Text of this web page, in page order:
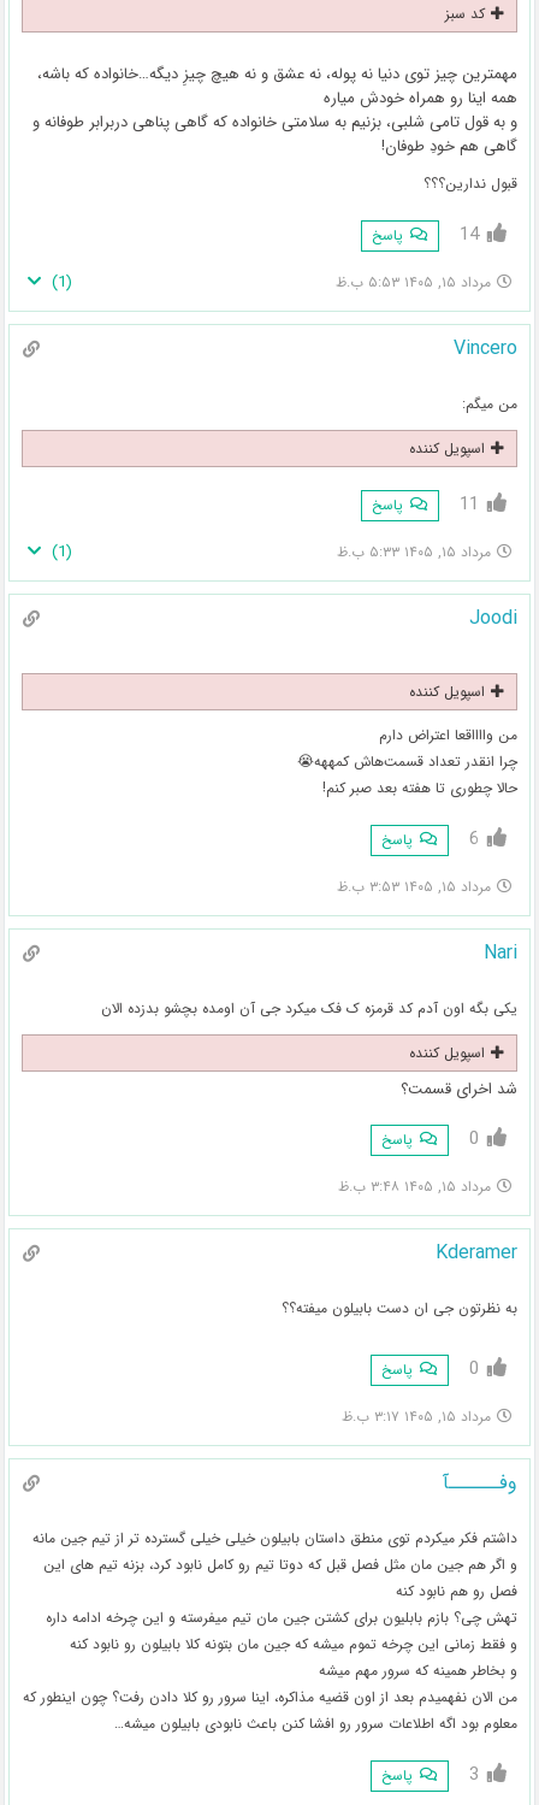
کد سبز
مهمترین چیز توی دنیا نه پوله، نه عشق و نه هیچ چیزِ دیگه…خانواده که باشه،
همه اینا رو همراه خودش میاره
و به قول تامی شلبی، بزنیم به سلامتی خانواده که گاهی پناهی دربرابر طوفانه و
گاهی هم خودِ طوفان!
قبول ندارین؟؟؟
14 پاسخ
مرداد ۱۵, ۱۴۰۵ ۵:۵۳ ب.ظ (
1
)
Vincero
من میگم:
اسپویل کننده
11 پاسخ
مرداد ۱۵, ۱۴۰۵ ۵:۳۳ ب.ظ (
1
)
Joodi
اسپویل کننده
من وااااقعا اعتراض دارم
چرا انقدر تعداد قسمت‌هاش کمههه😭
حالا چطوری تا هفته بعد صبر کنم!
6 پاسخ
مرداد ۱۵, ۱۴۰۵ ۳:۵۳ ب.ظ
Nari
یکی بگه اون آدم کد قرمزه ک فک میکرد جی آن اومده بچشو بدزده الان
اسپویل کننده
شد اخرای قسمت؟
0 پاسخ
مرداد ۱۵, ۱۴۰۵ ۳:۴۸ ب.ظ
Kderamer
به نظرتون جی ان دست بابیلون میفته؟؟
0 پاسخ
مرداد ۱۵, ۱۴۰۵ ۳:۱۷ ب.ظ
وفــــــآ
داشتم فکر میکردم توی منطق داستان بابیلون خیلی خیلی گسترده تر از تیم جین مانه
و اگر هم جین مان مثل فصل قبل که دوتا تیم رو کامل نابود کرد، بزنه تیم های این
فصل رو هم نابود کنه
تهش چی؟ بازم بابلیون برای کشتن جین مان تیم میفرسته و این چرخه ادامه داره
و فقط زمانی این چرخه تموم میشه که جین مان بتونه کلا بابیلون رو نابود کنه
و بخاطر همینه که سرور مهم میشه
من الان نفهمیدم بعد از اون قضیه مذاکره، اینا سرور رو کلا دادن رفت؟ چون اینطور که
معلوم بود اگه اطلاعات سرور رو افشا کنن باعث نابودی بابیلون میشه…
3 پاسخ